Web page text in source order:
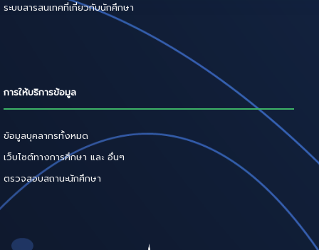
ระบบสารสนเทศที่เกี่ยวกับนักศึกษา
การให้บริการข้อมูล
ข้อมูลบุคลากรทั้งหมด
เว็บไซต์ทางการศึกษา และ อื่นๆ
ตรวจสอบสถานะนักศึกษา